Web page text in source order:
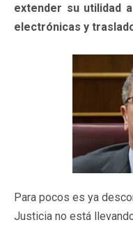
extender su utilidad
electrónicas y
Para pocos es ya
Justicia no está